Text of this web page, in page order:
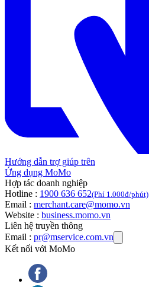
Hướng dẫn trợ giúp trên
Ứng dụng MoMo
Hợp tác doanh nghiệp
Hotline : 1900 636 652(Phí 1.000đ/phút)
Email : merchant.care@momo.vn
Website : business.momo.vn
Liên hệ truyền thông
Email : pr@mservice.com.vn
Kết nối với MoMo